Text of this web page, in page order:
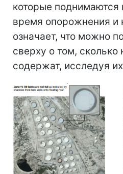
которые поднимаются
время опорожнения и
означает, что можно
сверху о том, сколько
содержат, исследуя